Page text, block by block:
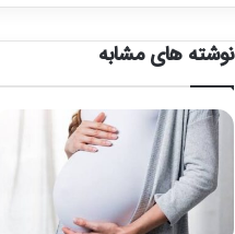
نوشته های مشابه